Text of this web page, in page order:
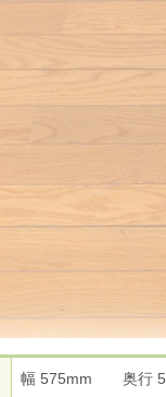
幅 575mm 奥行